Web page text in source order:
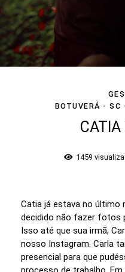
BOTUVERÁ - SC
CATIA
1459
Catia já estava no último
decidido não fazer fotos
Isso até que sua irmã,
nosso Instagram. Carla
presencial para que